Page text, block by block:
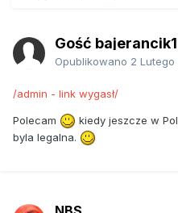
Gość
Opublikowano 2 Lutego
/admin - link wygasł/
Polecam
kiedy jeszcze w
byla legalna.